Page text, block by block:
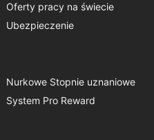
Oferty pracy na świecie
Ubezpieczenie
Nurkowe Stopnie uznaniowe
System Pro Reward